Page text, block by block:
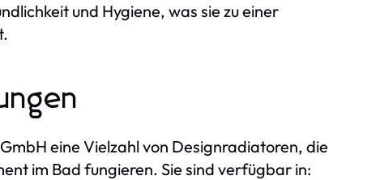
und Hygiene, was sie zu einer
eine Vielzahl von Designradiatoren, die
im Bad fungieren. Sie sind verfügbar in: